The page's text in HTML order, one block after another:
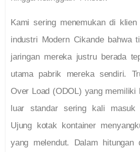
Kami sering menemukan di
industri Modern Cikande bahwa
jaringan mereka justru berada
utama pabrik mereka sendiri.
Over Load (ODOL) yang memiliki
luar standar sering kali masuk
Ujung kotak kontainer
yang melendut. Dalam hitungan